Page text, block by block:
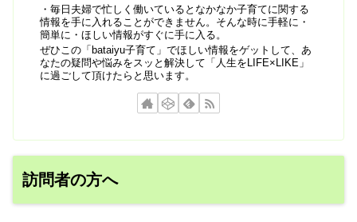
・毎日夫婦で忙しく働いているとなかなか子育てに関する
情報を手に入れることができません。そんな時に手軽に・
簡単に・ほしい情報がすぐに手に入る。
ぜひこの「bataiyu子育て」でほしい情報をゲットして、あ
なたの疑問や悩みをスッと解決して「人生をLIFE×LIKE」
に過ごして頂けたらと思います。
訪問者の方へ